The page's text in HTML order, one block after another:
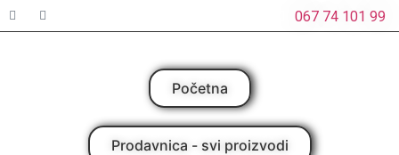
067 74 101 99
Početna
Prodavnica - svi proizvodi